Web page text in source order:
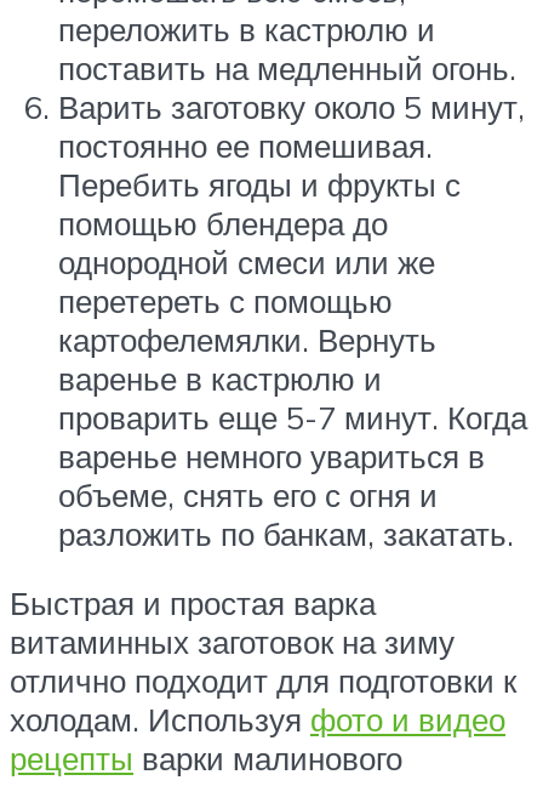
переложить в кастрюлю и
поставить на медленный огонь.
Варить заготовку около 5 минут,
постоянно ее помешивая.
Перебить ягоды и фрукты с
помощью блендера до
однородной смеси или же
перетереть с помощью
картофелемялки. Вернуть
варенье в кастрюлю и
проварить еще 5-7 минут. Когда
варенье немного увариться в
объеме, снять его с огня и
разложить по банкам, закатать.
Быстрая и простая варка
витаминных заготовок на зиму
отлично подходит для подготовки к
холодам. Используя фото и видео
рецепты варки малинового